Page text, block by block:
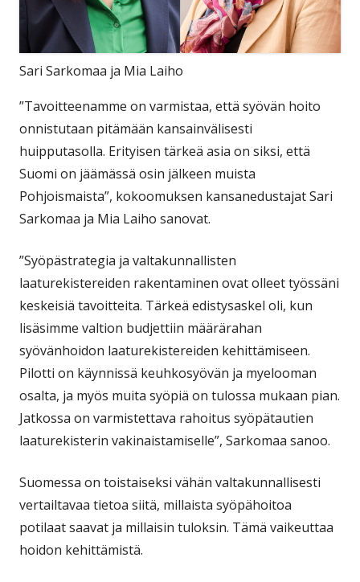
Sari Sarkomaa ja Mia Laiho
”Tavoitteenamme on varmistaa, että syövän hoito
onnistutaan pitämään kansainvälisesti
huipputasolla. Erityisen tärkeä asia on siksi, että
Suomi on jäämässä osin jälkeen muista
Pohjoismaista”, kokoomuksen kansanedustajat Sari
Sarkomaa ja Mia Laiho sanovat.
”Syöpästrategia ja valtakunnallisten
laaturekistereiden rakentaminen ovat olleet työssäni
keskeisiä tavoitteita. Tärkeä edistysaskel oli, kun
lisäsimme valtion budjettiin määrärahan
syövänhoidon laaturekistereiden kehittämiseen.
Pilotti on käynnissä keuhkosyövän ja myelooman
osalta, ja myös muita syöpiä on tulossa mukaan pian.
Jatkossa on varmistettava rahoitus syöpätautien
laaturekisterin vakinaistamiselle”, Sarkomaa sanoo.
Suomessa on toistaiseksi vähän valtakunnallisesti
vertailtavaa tietoa siitä, millaista syöpähoitoa
potilaat saavat ja millaisin tuloksin. Tämä vaikeuttaa
hoidon kehittämistä.